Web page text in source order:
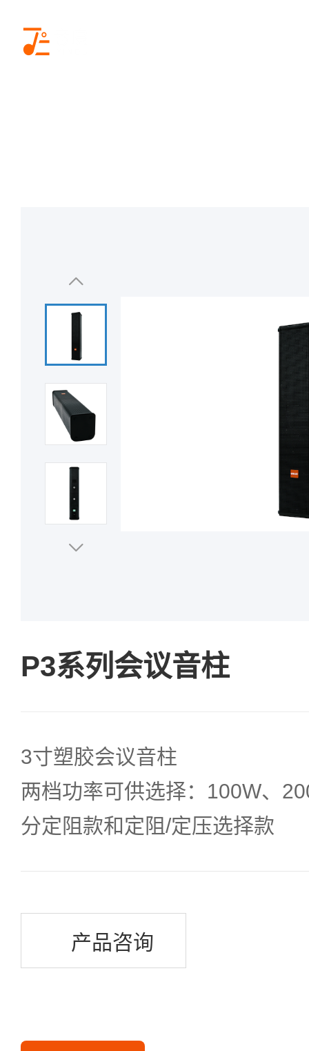
P3系列会议音柱
3寸塑胶会议音柱
两档功率可供选择：100W、
分定阻款和定阻/定压选择款
产品咨询